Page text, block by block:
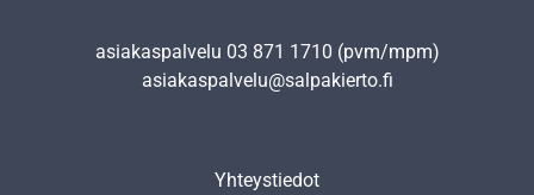
asiakaspalvelu 03 871 1710 (pvm/mpm)
asiakaspalvelu@salpakierto.fi
Yhteystiedot